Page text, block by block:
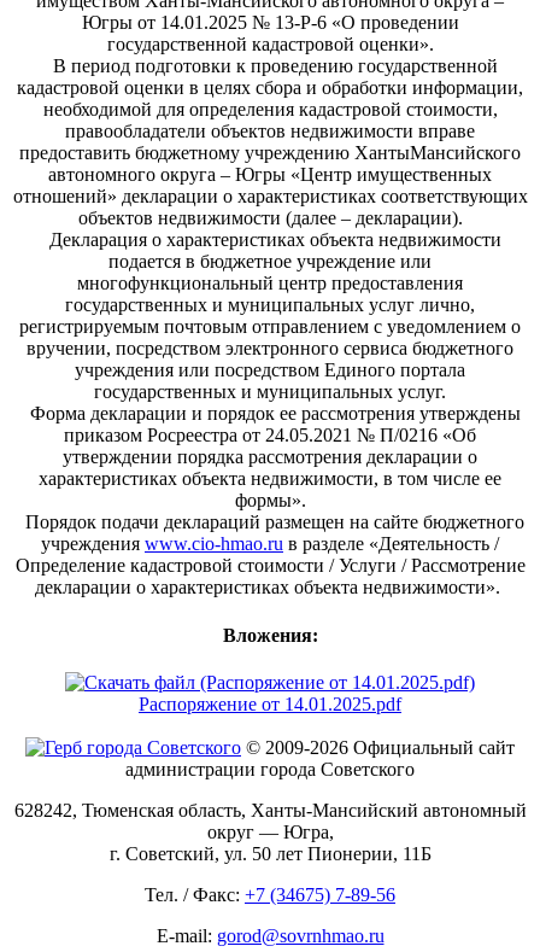
Югры от 14.01.2025 № 13-Р-6 «О проведении
государственной кадастровой оценки».
В период подготовки к проведению государственной
кадастровой оценки в целях сбора и обработки информации,
необходимой для определения кадастровой стоимости,
правообладатели объектов недвижимости вправе
предоставить бюджетному учреждению ХантыМансийского
автономного округа – Югры «Центр имущественных
отношений» декларации о характеристиках соответствующих
объектов недвижимости (далее – декларации).
Декларация о характеристиках объекта недвижимости
подается в бюджетное учреждение или
многофункциональный центр предоставления
государственных и муниципальных услуг лично,
регистрируемым почтовым отправлением с уведомлением о
вручении, посредством электронного сервиса бюджетного
учреждения или посредством Единого портала
государственных и муниципальных услуг.
Форма декларации и порядок ее рассмотрения утверждены
приказом Росреестра от 24.05.2021 № П/0216 «Об
утверждении порядка рассмотрения декларации о
характеристиках объекта недвижимости, в том числе ее
формы».
Порядок подачи деклараций размещен на сайте бюджетного
учреждения www.cio-hmao.ru в разделе «Деятельность /
Определение кадастровой стоимости / Услуги / Рассмотрение
декларации о характеристиках объекта недвижимости».
Вложения:
Распоряжение от 14.01.2025.pdf
© 2009-2026 Официальный сайт
администрации города Советского
628242, Тюменская область, Ханты-Мансийский автономный
округ — Югра,
г. Советский, ул. 50 лет Пионерии, 11Б
Тел. / Факс: +7 (34675) 7-89-56
E-mail: gorod@sovrnhmao.ru